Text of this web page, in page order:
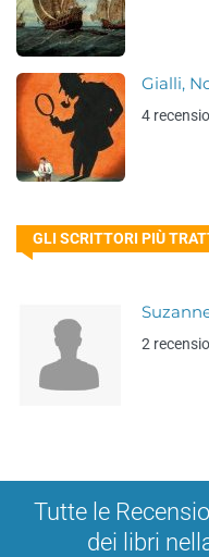
Gialli,
4
GLI SCRITTORI PIÙ
2
Tutte le
dei libri